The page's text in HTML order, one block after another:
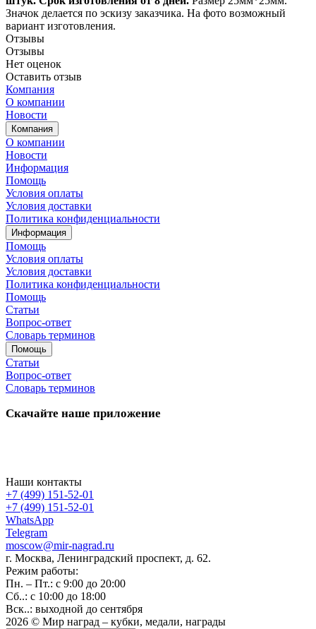
Значок делается по эскизу заказчика. На фото возможный
вариант изготовления.
Отзывы
Отзывы
Нет оценок
Оставить отзыв
Компания
О компании
Новости
Компания
О компании
Новости
Информация
Помощь
Условия оплаты
Условия доставки
Политика конфиденциальности
Информация
Помощь
Условия оплаты
Условия доставки
Политика конфиденциальности
Помощь
Статьи
Вопрос-ответ
Словарь терминов
Помощь
Статьи
Вопрос-ответ
Словарь терминов
Скачайте наше приложение
Наши контакты
+7 (499) 151-52-01
+7 (499) 151-52-01
WhatsApp
Telegram
moscow@mir-nagrad.ru
г. Москва, Ленинградский проспект, д. 62.
Режим работы:
Пн. – Пт.: с 9:00 до 20:00
Сб..: с 10:00 до 18:00
Вск..: выходной до сентября
2026 © Мир наград – кубки, медали, награды